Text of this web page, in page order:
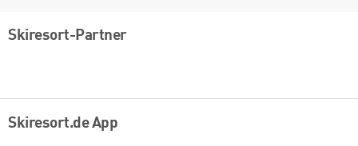
Skiresort-Partner
Skiresort.de App